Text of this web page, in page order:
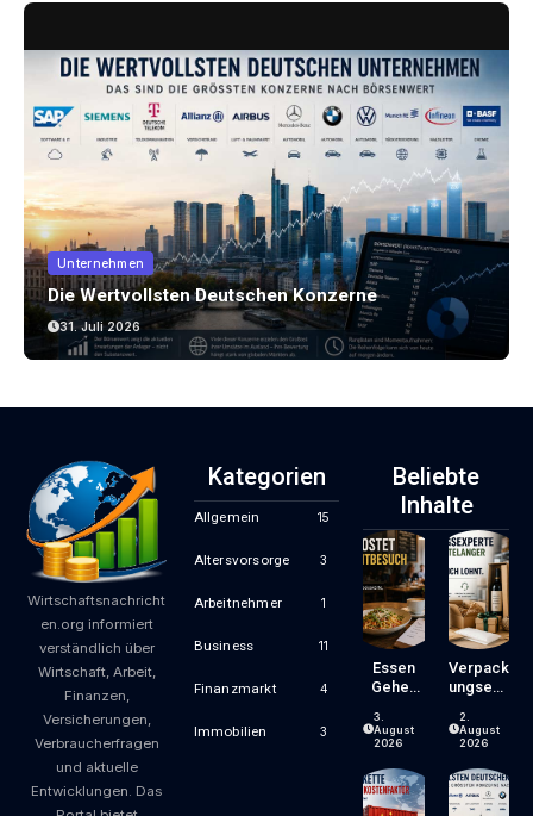
Unternehmen
Die Wertvollsten Deutschen Konzerne
31. Juli 2026
Wirtschaftsnachricht
en.org informiert
verständlich über
Wirtschaft, Arbeit,
Finanzen,
Versicherungen,
Verbraucherfragen
und aktuelle
Entwicklungen. Das
Kategorien
Allgemein 15
Altersvorsorge 3
Arbeitnehmer 1
Business 11
Finanzmarkt 4
Immobilien 3
Beliebte
Inhalte
Essen
Gehen
Zum
Luxus?
Gastron
Omiepre
3.
August
2026
Verpack
Ungsexp
Jahrzeh
Ntelang
Erfahrun
G – Ein
2.
August
2026